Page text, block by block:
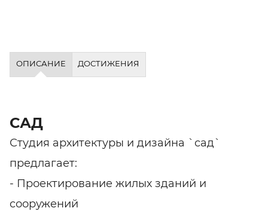
ОПИСАНИЕ ДОСТИЖЕНИЯ
САД
Студия архитектуры и дизайна `сад`
предлагает:
- Проектирование жилых зданий и
сооружений